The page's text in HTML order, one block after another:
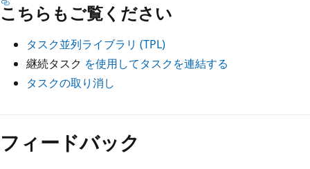
こちらもご覧ください
タスク並列ライブラリ (TPL)
継続タスク を使用してタスクを連結する
タスクの取り消し
読
取
フィードバック